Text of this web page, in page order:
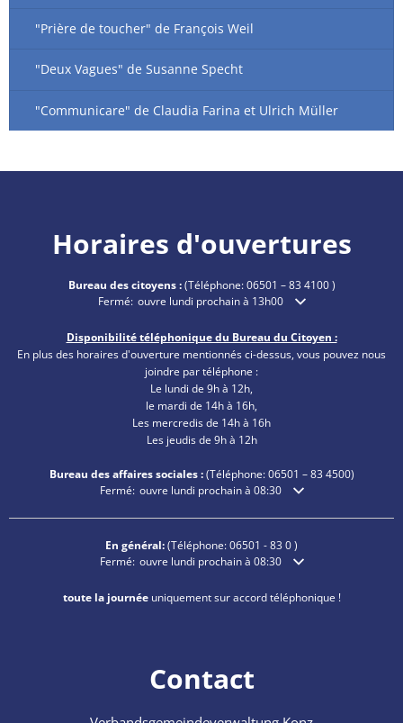
"Prière de toucher" de François Weil
"Deux Vagues" de Susanne Specht
"Communicare" de Claudia Farina et Ulrich Müller
Horaires d'ouvertures
Bureau des citoyens :(Téléphone:06501 – 83 4100)
Cliquez pour masquer les heures d'ouverture ou de
Fermé: ouvre lundi prochain à 13h00
Disponibilité téléphonique du Bureau du Citoyen :
En plus des horaires d'ouverture mentionnés ci-dessus, vous pouvez nous
joindre par téléphone :
Le lundi de 9h à 12h,
le mardi de 14h à 16h,
Les mercredis de 14h à 16h
Les jeudis de 9h à 12h
Bureau des affaires sociales :(Téléphone:06501 – 834500)
Cliquez pour masquer les heures d'ouverture ou de
Fermé: ouvre lundi prochain à 08:30
En général:(Téléphone:06501 - 83 0)
Cliquez pour masquer les heures d'ouverture ou de
Fermé: ouvre lundi prochain à 08:30
toute la journéeuniquement sur accord téléphonique !
Contact